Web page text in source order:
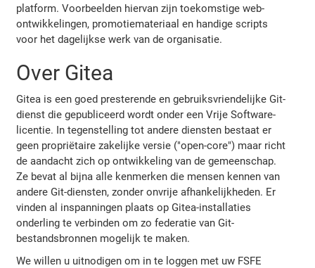
platform. Voorbeelden hiervan zijn toekomstige web-
ontwikkelingen, promotiemateriaal en handige scripts
voor het dagelijkse werk van de organisatie.
Over Gitea
Gitea is een goed presterende en gebruiksvriendelijke Git-
dienst die gepubliceerd wordt onder een Vrije Software-
licentie. In tegenstelling tot andere diensten bestaat er
geen propriëtaire zakelijke versie ("open-core") maar richt
de aandacht zich op ontwikkeling van de gemeenschap.
Ze bevat al bijna alle kenmerken die mensen kennen van
andere Git-diensten, zonder onvrije afhankelijkheden. Er
vinden al inspanningen plaats op Gitea-installaties
onderling te verbinden om zo federatie van Git-
bestandsbronnen mogelijk te maken.
We willen u uitnodigen om in te loggen met uw FSFE